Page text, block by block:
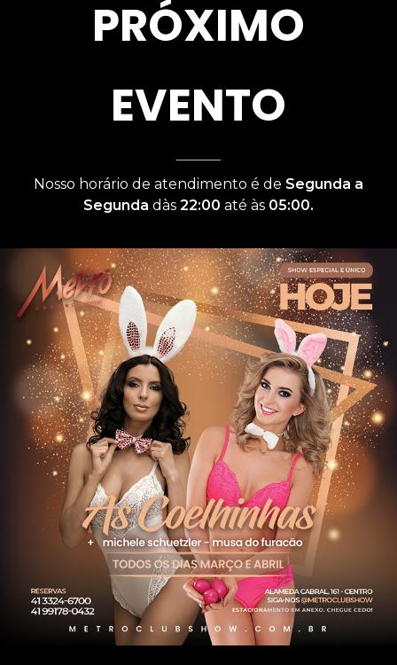
PRÓXIMO
EVENTO
Nosso horário de atendimento é de Segunda a
Segunda dàs 22:00 até às 05:00.